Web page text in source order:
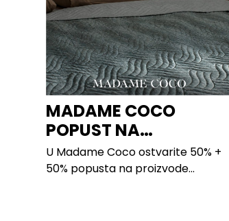
MADAME COCO
POPUST NA
PROIZVODE ZA
SPAVAĆU SOBU
U Madame Coco ostvarite 50% +
50% popusta na proizvode...